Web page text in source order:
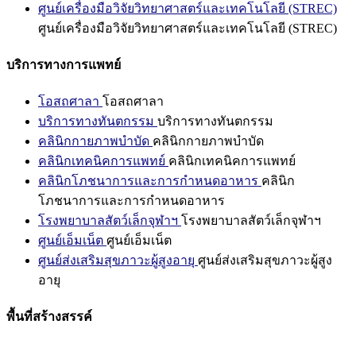
ศูนย์เครื่องมือวิจัยวิทยาศาสตร์และเทคโนโลยี (STREC)
ศูนย์เครื่องมือวิจัยวิทยาศาสตร์และเทคโนโลยี (STREC)
บริการทางการแพทย์
โอสถศาลา โอสถศาลา
บริการทางทันตกรรม บริการทางทันตกรรม
คลินิกกายภาพบำบัด คลินิกกายภาพบำบัด
คลินิกเทคนิคการแพทย์ คลินิกเทคนิคการแพทย์
คลินิกโภชนาการและการกำหนดอาหาร คลินิก
โภชนาการและการกำหนดอาหาร
โรงพยาบาลสัตว์เล็กจุฬาฯ โรงพยาบาลสัตว์เล็กจุฬาฯ
ศูนย์เอ็มเน็ต ศูนย์เอ็มเน็ต
ศูนย์ส่งเสริมสุขภาวะผู้สูงอายุ ศูนย์ส่งเสริมสุขภาวะผู้สูง
อายุ
พื้นที่สร้างสรรค์